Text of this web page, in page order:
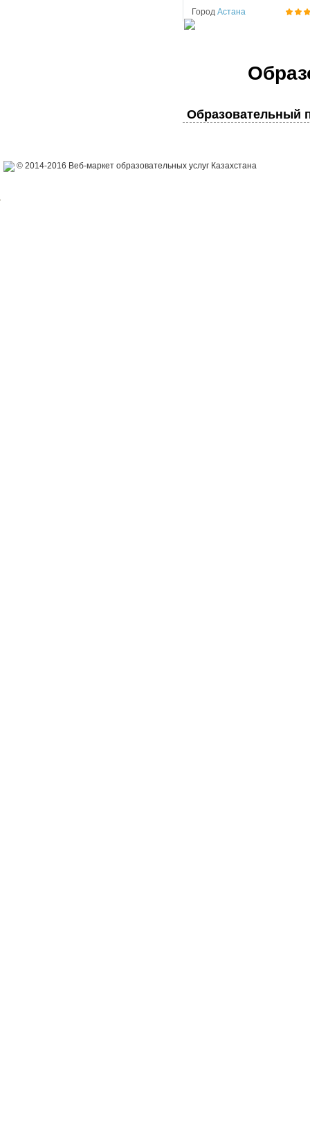
Город Астана
Образовательный
© 2014-2016 Веб-маркет образовательных услуг Казахстана